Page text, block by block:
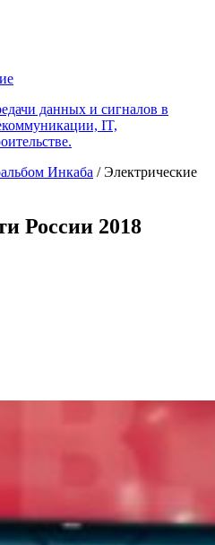
данных и сигналов в
IT,
Инкаба / Электрические
России 2018